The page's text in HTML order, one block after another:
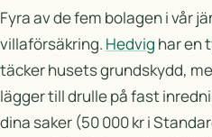
Fyra av de fem bolagen i vår
villaförsäkring. Hedvig har en
täcker husets grundskydd,
lägger till drulle på fast
dina saker (50 000 kr i